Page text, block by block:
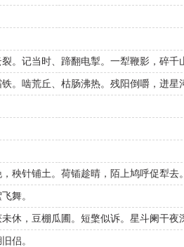
。记当时、蹄翻电掣。一犁鞭影，碎千
。啮荒丘、枯肠沸热。残阳倒嚼，迸星
秧针铺土。荷锸趁晴，陌上鸠呼促犁
舞。
休，豆棚瓜圃。短檠似诉。星斗阑干
侣。